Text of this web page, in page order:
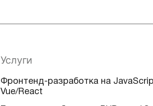
Услуги
Фронтенд-разработка на
Vue/React